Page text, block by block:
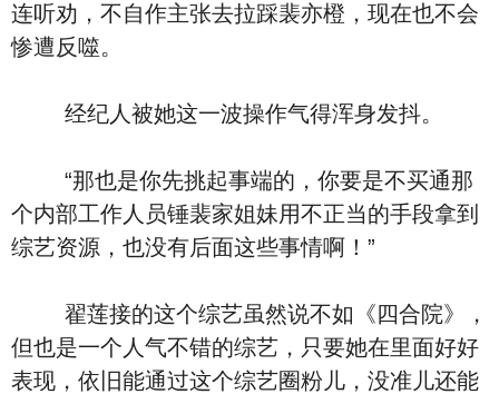
连听劝，不自作主张去拉踩裴亦橙，现在也不会
惨遭反噬。
经纪人被她这一波操作气得浑身发抖。
“那也是你先挑起事端的，你要是不买通那
个内部工作人员锤裴家姐妹用不正当的手段拿到
综艺资源，也没有后面这些事情啊！”
翟莲接的这个综艺虽然说不如《四合院》，
但也是一个人气不错的综艺，只要她在里面好好
表现，依旧能通过这个综艺圈粉儿，没准儿还能